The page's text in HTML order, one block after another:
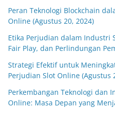
Peran Teknologi Blockchain
Online (Agustus 20, 2024)
Etika Perjudian dalam Industri
Fair Play, dan Perlindungan
Strategi Efektif untuk
Perjudian Slot Online (Agustus
Perkembangan Teknologi dan
Online: Masa Depan yang